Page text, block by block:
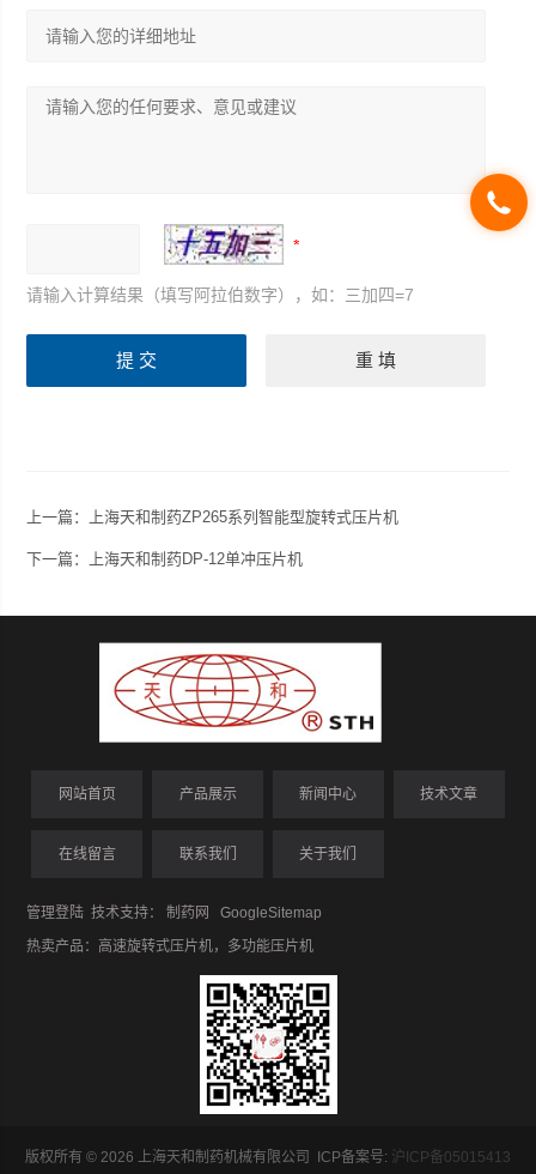
请输入计算结果（填写阿拉伯数字），如：三加四=7
上一篇： 上海天和制药ZP265系列智能型旋转式压片机
下一篇： 上海天和制药DP-12单冲压片机
网站首页 产品展示 新闻中心 技术文章
在线留言 联系我们 关于我们
管理登陆 技术支持：制药网
GoogleSitemap
热卖产品： 高速旋转式压片机， 多功能压片机
版权所有 © 2026 上海天和制药机械有限公司 ICP备案号: 沪ICP备05015413